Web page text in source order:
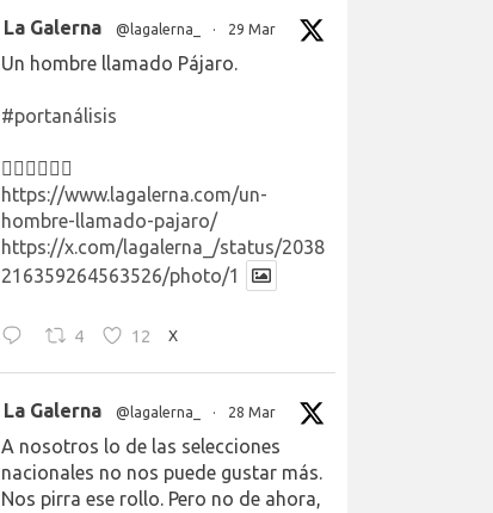
La Galerna @lagalerna_ · 29 Mar
Un hombre llamado Pájaro.
#portanálisis
👉🏻👉🏻👉🏻
https://www.lagalerna.com/un-
hombre-llamado-pajaro/
https://x.com/lagalerna_/status/2038
216359264563526/photo/1
4 12 X
La Galerna @lagalerna_ · 28 Mar
A nosotros lo de las selecciones
nacionales no nos puede gustar más.
Nos pirra ese rollo. Pero no de ahora,